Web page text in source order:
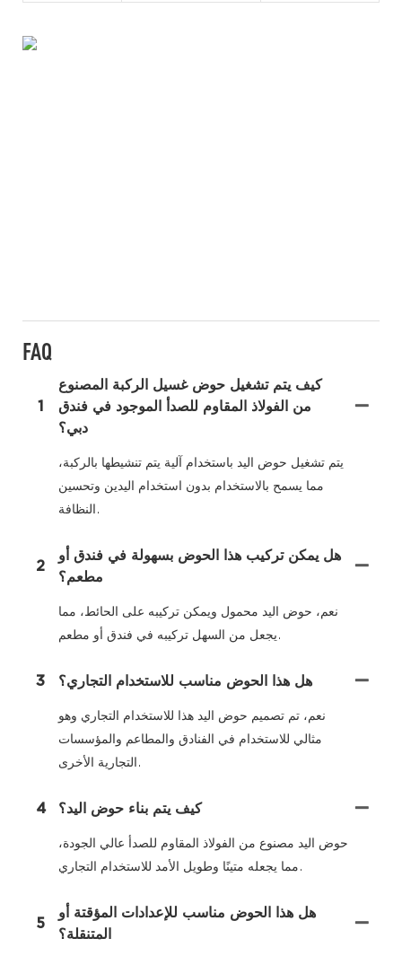
FAQ
1
كيف يتم تشغيل حوض غسيل الركبة المصنوع
من الفولاذ المقاوم للصدأ الموجود في فندق
دبي؟
يتم تشغيل حوض اليد باستخدام آلية يتم تنشيطها بالركبة،
مما يسمح بالاستخدام بدون استخدام اليدين وتحسين
النظافة.
2
هل يمكن تركيب هذا الحوض بسهولة في فندق أو
مطعم؟
نعم، حوض اليد محمول ويمكن تركيبه على الحائط، مما
يجعل من السهل تركيبه في فندق أو مطعم.
3 هل هذا الحوض مناسب للاستخدام التجاري؟
نعم، تم تصميم حوض اليد هذا للاستخدام التجاري وهو
مثالي للاستخدام في الفنادق والمطاعم والمؤسسات
التجارية الأخرى.
4 كيف يتم بناء حوض اليد؟
حوض اليد مصنوع من الفولاذ المقاوم للصدأ عالي الجودة،
مما يجعله متينًا وطويل الأمد للاستخدام التجاري.
5
هل هذا الحوض مناسب للإعدادات المؤقتة أو
المتنقلة؟